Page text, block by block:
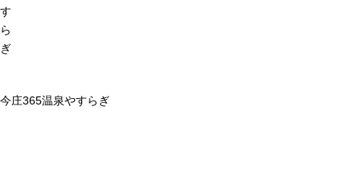
す
ら
ぎ
今庄365温泉やすらぎ